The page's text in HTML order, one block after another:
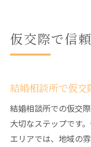
仮交際で信
結婚相談所で仮
結婚相談所での仮交
大切なステップです
エリアでは、地域の